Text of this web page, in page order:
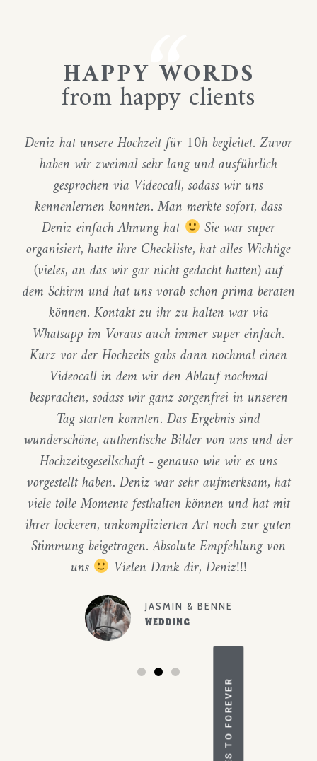
“
HAPPY WORDS
from happy clients
Deniz hat unsere Hochzeit für 10h begleitet. Zuvor
haben wir zweimal sehr lang und ausführlich
gesprochen via Videocall, sodass wir uns
kennenlernen konnten. Man merkte sofort, dass
Deniz einfach Ahnung hat
Sie war super
organisiert, hatte ihre Checkliste, hat alles Wichtige
(vieles, an das wir gar nicht gedacht hatten) auf
dem Schirm und hat uns vorab schon prima beraten
können. Kontakt zu ihr zu halten war via
Whatsapp im Voraus auch immer super einfach.
Kurz vor der Hochzeits gabs dann nochmal einen
Videocall in dem wir den Ablauf nochmal
besprachen, sodass wir ganz sorgenfrei in unseren
Tag starten konnten. Das Ergebnis sind
wunderschöne, authentische Bilder von uns und der
Hochzeitsgesellschaft - genauso wie wir es uns
vorgestellt haben. Deniz war sehr aufmerksam, hat
viele tolle Momente festhalten können und hat mit
ihrer lockeren, unkomplizierten Art noch zur guten
Stimmung beigetragen. Absolute Empfehlung von
uns
Vielen Dank dir, Deniz!!!
JASMIN & BENNE
WEDDING
YES TO FOREVER